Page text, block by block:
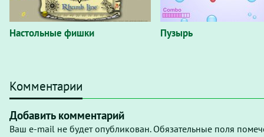
Настольные фишки Пузырь
Комментарии
Добавить комментарий
Ваш e-mail не будет опубликован. Обязательные поля